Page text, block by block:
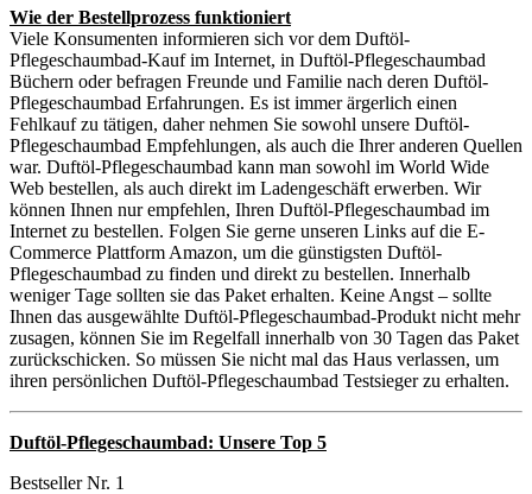
Wie der Bestellprozess funktioniert
Viele Konsumenten informieren sich vor dem Duftöl-
Pflegeschaumbad-Kauf im Internet, in Duftöl-Pflegeschaumbad
Büchern oder befragen Freunde und Familie nach deren Duftöl-
Pflegeschaumbad Erfahrungen. Es ist immer ärgerlich einen
Fehlkauf zu tätigen, daher nehmen Sie sowohl unsere Duftöl-
Pflegeschaumbad Empfehlungen, als auch die Ihrer anderen Quellen
war. Duftöl-Pflegeschaumbad kann man sowohl im World Wide
Web bestellen, als auch direkt im Ladengeschäft erwerben. Wir
können Ihnen nur empfehlen, Ihren Duftöl-Pflegeschaumbad im
Internet zu bestellen. Folgen Sie gerne unseren Links auf die E-
Commerce Plattform Amazon, um die günstigsten Duftöl-
Pflegeschaumbad zu finden und direkt zu bestellen. Innerhalb
weniger Tage sollten sie das Paket erhalten. Keine Angst – sollte
Ihnen das ausgewählte Duftöl-Pflegeschaumbad-Produkt nicht mehr
zusagen, können Sie im Regelfall innerhalb von 30 Tagen das Paket
zurückschicken. So müssen Sie nicht mal das Haus verlassen, um
ihren persönlichen Duftöl-Pflegeschaumbad Testsieger zu erhalten.
Duftöl-Pflegeschaumbad: Unsere Top 5
Bestseller Nr. 1